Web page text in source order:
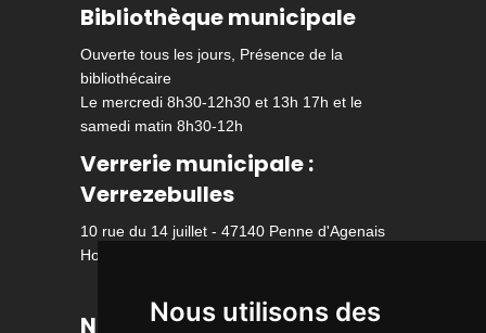
Nous utilisons des
Bibliothèque municipale
Ouverte tous les jours, Présence de la
bibliothécaire
Le mercredi 8h30-12h30 et 13h 17h et le
samedi matin 8h30-12h
Verrerie municipale :
Verrezebulles
10 rue du 14 juillet - 47140 Penne d'Agenais
Horaire d'ouverture
Nous contacter